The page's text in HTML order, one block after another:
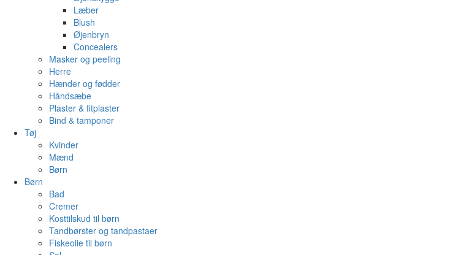
Læber
Blush
Øjenbryn
Concealers
Masker og peeling
Herre
Hænder og fødder
Håndsæbe
Plaster & fitplaster
Bind & tamponer
Tøj
Kvinder
Mænd
Børn
Børn
Bad
Cremer
Kosttilskud til børn
Tandbørster og tandpastaer
Fiskeolie til børn